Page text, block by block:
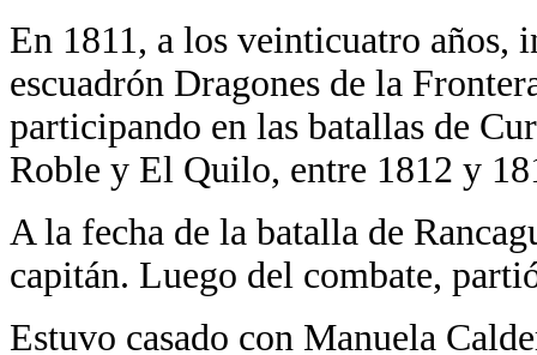
En 1811, a los veinticuatro años,
escuadrón Dragones de la
participando en las batallas de
Roble y El Quilo, entre 1812 y
A la fecha de la batalla de
capitán. Luego del combate,
Estuvo casado con Manuela